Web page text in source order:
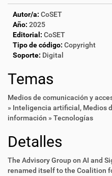
Autor/a: CoSET
Año: 2025
Editorial: CoSET
Tipo de código: Copyright
Soporte: Digital
Temas
Medios de comunicación y
» Inteligencia artificial , Medios
información » Tecnologías
Detalles
The Advisory Group on AI and
renamed itself to the Coalition